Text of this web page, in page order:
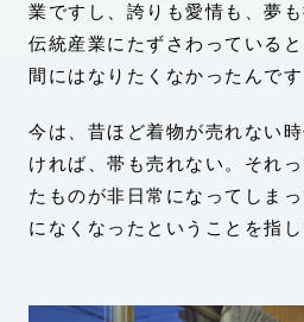
業ですし、誇りも愛情も、夢
伝統産業にたずさわっている
間にはなりたくなかったんです
今は、昔ほど着物が売れない
ければ、帯も売れない。それ
たものが非日常になってしま
になくなったということを指